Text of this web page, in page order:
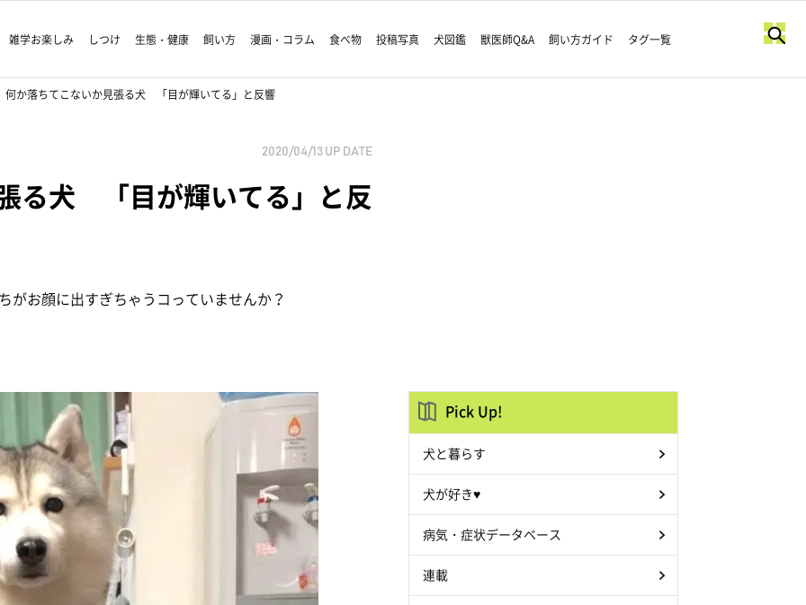
雑学お楽しみ しつけ 生態・健康 飼い方 漫画・コラム 食べ物 投稿写真 犬図鑑 獣医師Q&A 飼い方ガイド タグ一覧
何か落ちてこないか見張る犬 「目が輝いてる」と反響
2020/04/13 UP DATE
る犬 「目が輝いてる」と反
がお顔に出すぎちゃうコっていませんか？
Pick Up!
犬と暮らす
犬が好き♥
病気・症状データベース
連載